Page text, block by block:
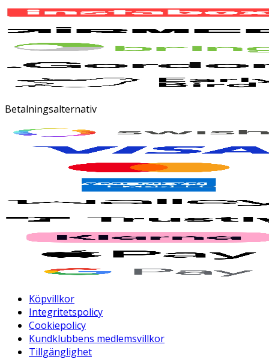
Betalningsalternativ
Köpvillkor
Integritetspolicy
Cookiepolicy
Kundklubbens medlemsvillkor
Tillgänglighet